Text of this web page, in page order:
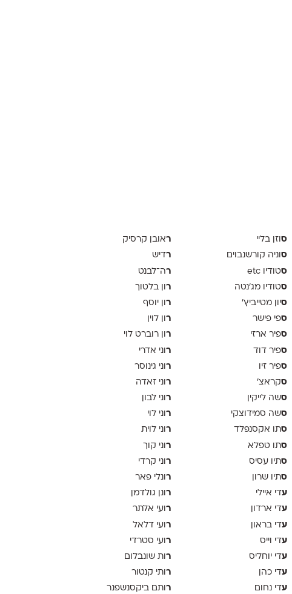
ס וזן בליי
ס וניה קורשנבוים
סטודיו etc
סטודיו מג'נטה
סיון מטייביץ׳
ספי פישר
ספיר ארזי
ספיר דוד
ספיר זיו
סקראצ׳
סשה לייקין
סשה סמידוצקי
סתו אקסנפלד
סתו טפלא
סתיו עסיס
סתיו שרון
עדי איילי
עדי ארדון
עדי בראון
עדי וייס
עדי יוחליס
עדי כהן
עדי נחום
ראובן קרסיק
רדיש
רה־לבנט
רון בלטוך
רון יוסף
רון לוין
רון רוברט לוי
רוני אדרי
רוני גינוסר
רוני זאדה
רוני לבון
רוני לוי
רוני לוית
רוני קוך
רוני קרדי
רונלי פאר
רונן גולדמן
רועי אלתר
רועי דלאל
רועי סטרדי
רות שונבלום
רותי קנטור
רותם ביקסנשפנר